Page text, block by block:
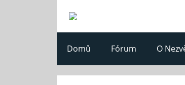
Domů Fórum O